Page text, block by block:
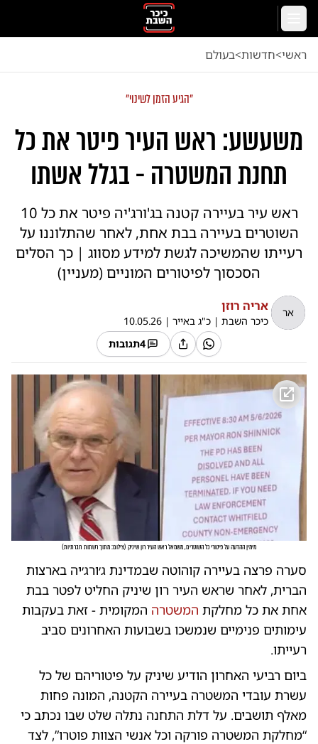
דלג לתוכן הראשי
ראשי<חדשות<בעולם
"הגיע הזמן לשינוי"
משעשע: ראש העיר פיטר את כל
תחנת המשטרה - בגלל אשתו
ראש עיר בעיירה קטנה בג'ורג'יה פיטר את כל 10
השוטרים בעיירה בבת אחת, לאחר שהתלוננו על
רעייתו שהמשיכה לגשת למידע מסווג | כך הסלים
הסכסוך לפיטורים המוניים (מעניין)
אר אריה רוזן
כיכר השבת | כ"ג באייר |
10.05.26
4תגובות
מימין ההדעה על פיטורי כל השוטרים, משמאל ראש העיר רון שיניק (צילום: מתוך רשתות חברתיות)
סערה פרצה בעיירה קוהוטה שבמדינת ג׳ורג׳יה בארצות
הברית, לאחר שראש העיר רון שיניק החליט לפטר בבת
אחת את כל מחלקת המשטרה המקומית - זאת בעקבות
עימותים פנימיים שנמשכו בשבועות האחרונים סביב
רעייתו.
ביום רביעי האחרון הודיע שיניק על פיטוריהם של כל
עשרת עובדי המשטרה בעיירה הקטנה, המונה פחות
מאלף תושבים. על דלת התחנה נתלה שלט שבו נכתב כי
“מחלקת המשטרה פורקה וכל אנשי הצוות פוטרו”, לצד